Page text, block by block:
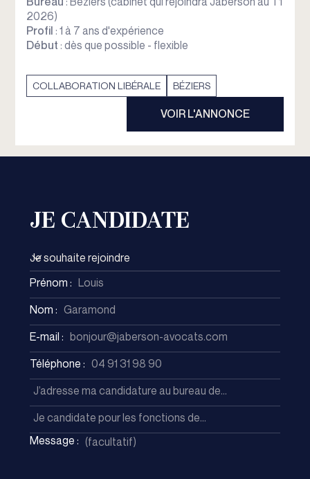
2026)
Profil : 1 à 7 ans d'expérience
Début : dès que possible - flexible
COLLABORATION LIBÉRALE BÉZIERS
VOIR L'ANNONCE
JE CANDIDATE
Je souhaite rejoindre
Prénom :
Nom :
E-mail :
Téléphone :
Message :